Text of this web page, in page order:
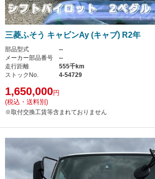
三菱ふそう キャビンAy (キャブ) R2年
部品型式
--
メーカー部品番号
--
走行距離
555千km
ストックNo.
4-54729
1,650,000円
(税込・送料別)
※取付交換工賃等含まれておりません